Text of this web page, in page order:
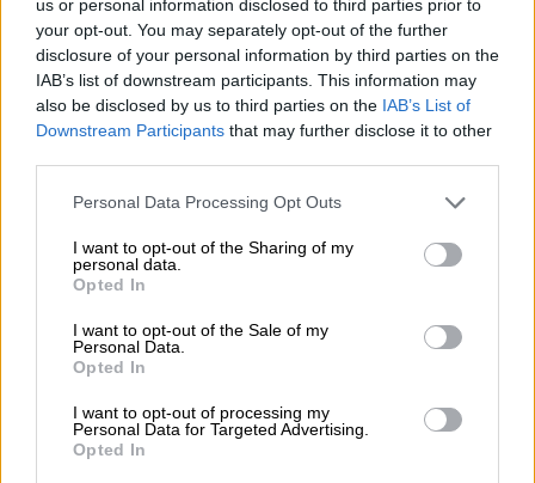
us or personal information disclosed to third parties prior to
your opt-out. You may separately opt-out of the further
disclosure of your personal information by third parties on the
IAB’s list of downstream participants. This information may
also be disclosed by us to third parties on the IAB’s List of
Downstream Participants that may further disclose it to other
Personal Data Processing Opt Outs
I want to opt-out of the Sharing of my
personal data.
Opted In
I want to opt-out of the Sale of my
Personal Data.
Opted In
I want to opt-out of processing my
Personal Data for Targeted Advertising.
Opted In
Juan Manuel Beltrán
El Conflicto de Oriente Medio:
Un Nuevo Orden Autoritario
en Construcción
Por Álvaro Frutos Rosado y Gabinete
Reconquista leonesa
Clara Campoamor: Mi sueño,
mi pesadilla
Por María Pérez Herrero